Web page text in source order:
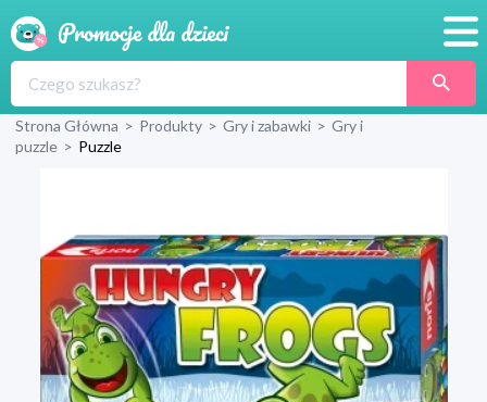
Produkty
Blog
Wyprawka
Strona Główna > Produkty > Gry i zabawki > Gry i
puzzle > Puzzle